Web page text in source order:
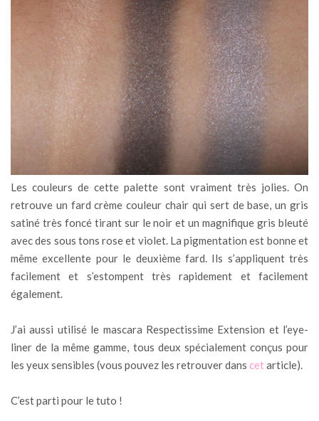
Les couleurs de cette palette sont vraiment très jolies. On
retrouve un fard crème couleur chair qui sert de base, un gris
satiné très foncé tirant sur le noir et un magnifique gris bleuté
avec des sous tons rose et violet. La pigmentation est bonne et
même excellente pour le deuxième fard. Ils s’appliquent très
facilement et s’estompent très rapidement et facilement
également.
J’ai aussi utilisé le mascara Respectissime Extension et l’eye-
liner de la même gamme, tous deux spécialement conçus pour
les yeux sensibles (vous pouvez les retrouver dans cet article).
C’est parti pour le tuto !